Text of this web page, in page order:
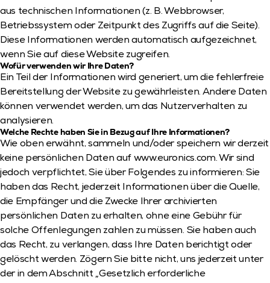
aus technischen Informationen (z. B. Webbrowser,
Betriebssystem oder Zeitpunkt des Zugriffs auf die Seite).
Diese Informationen werden automatisch aufgezeichnet,
wenn Sie auf diese Website zugreifen.
Wofür verwenden wir Ihre Daten?
Ein Teil der Informationen wird generiert, um die fehlerfreie
Bereitstellung der Website zu gewährleisten. Andere Daten
können verwendet werden, um das Nutzerverhalten zu
analysieren.
Welche Rechte haben Sie in Bezug auf Ihre Informationen?
Wie oben erwähnt, sammeln und/oder speichern wir derzeit
keine persönlichen Daten auf www.euronics.com. Wir sind
jedoch verpflichtet, Sie über Folgendes zu informieren: Sie
haben das Recht, jederzeit Informationen über die Quelle,
die Empfänger und die Zwecke Ihrer archivierten
persönlichen Daten zu erhalten, ohne eine Gebühr für
solche Offenlegungen zahlen zu müssen. Sie haben auch
das Recht, zu verlangen, dass Ihre Daten berichtigt oder
gelöscht werden. Zögern Sie bitte nicht, uns jederzeit unter
der in dem Abschnitt „Gesetzlich erforderliche